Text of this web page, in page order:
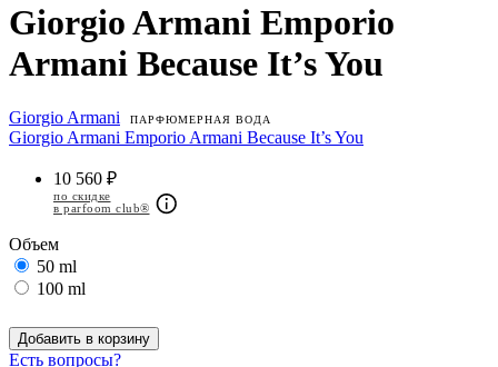
Giorgio Armani Emporio
Armani Because It’s You
Giorgio Armani ПАРФЮМЕРНАЯ ВОДА
Giorgio Armani Emporio Armani Because It’s You
10 560 ₽
по скидке
в parfoom club®
Объем
50 ml
100 ml
Добавить в корзину
Есть вопросы?